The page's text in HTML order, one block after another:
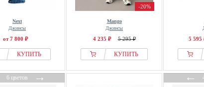
Next
Джинсы
от 7 800 ₽
КУПИТЬ
-20%
Mango
Джинсы
4 235 ₽ 5 295 ₽
КУПИТЬ
5 595
6 цветов→ ←